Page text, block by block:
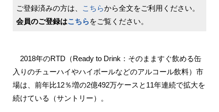
ご登録済みの方は、
こちらから全文をご利用ください。
会員のご登録はこちらをご覧ください。
2018年のRTD（Ready to Drink：そのまますぐ飲める缶
入りのチューハイやハイボールなどのアルコール飲料）市
場は、前年比12％増の2億492万ケースと11年連続で拡大を
続けている（サントリー）。